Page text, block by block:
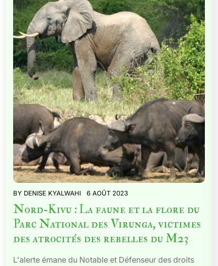
BY DENISE KYALWAHI 6 AOÛT 2023
Nord-Kivu : La faune et la flore du
Parc National des Virunga, victimes
des atrocités des rebelles du M23
L'alerte émane du Notable et Défenseur des droits